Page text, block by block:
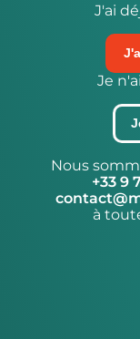
J'ai
Je
Nous
+33 9
à